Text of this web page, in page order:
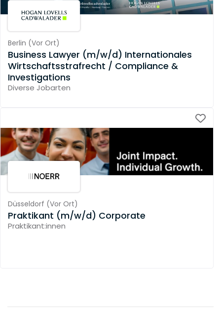
Berlin (Vor Ort)
Business Lawyer (m/w/d) Internationales
Wirtschaftsstrafrecht / Compliance &
Investigations
Diverse Jobarten
Düsseldorf (Vor Ort)
Praktikant (m/w/d) Corporate
Praktikant:innen